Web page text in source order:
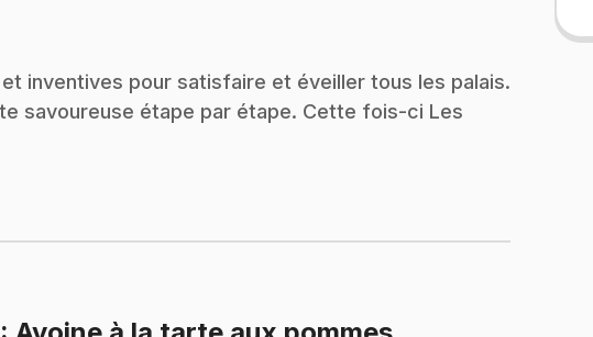
inventives pour satisfaire et éveiller tous les palais.
savoureuse étape par étape. Cette fois-ci Les